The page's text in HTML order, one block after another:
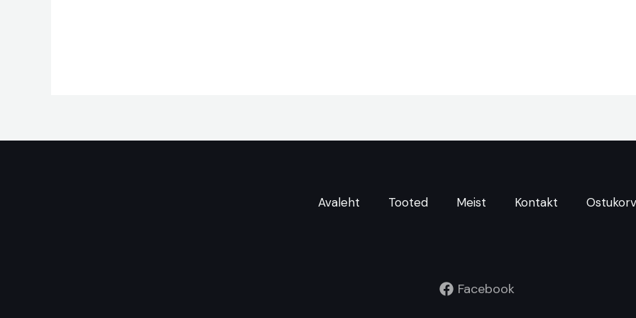
Avaleht Tooted Meist Kontakt Ostukorv
Facebook